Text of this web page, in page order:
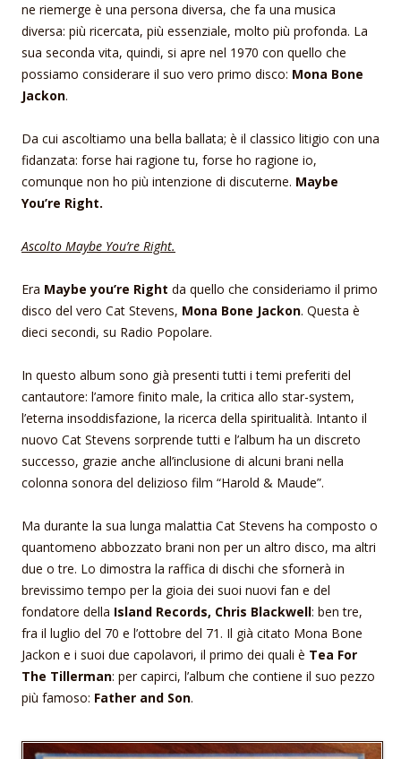
ne riemerge è una persona diversa, che fa una musica
diversa: più ricercata, più essenziale, molto più profonda. La
sua seconda vita, quindi, si apre nel 1970 con quello che
possiamo considerare il suo vero primo disco: Mona Bone
Jackon.
Da cui ascoltiamo una bella ballata; è il classico litigio con una
fidanzata: forse hai ragione tu, forse ho ragione io,
comunque non ho più intenzione di discuterne. Maybe
You’re Right.
Ascolto Maybe You’re Right.
Era Maybe you’re Right da quello che consideriamo il primo
disco del vero Cat Stevens, Mona Bone Jackon. Questa è
dieci secondi, su Radio Popolare.
In questo album sono già presenti tutti i temi preferiti del
cantautore: l’amore finito male, la critica allo star-system,
l’eterna insoddisfazione, la ricerca della spiritualità. Intanto il
nuovo Cat Stevens sorprende tutti e l’album ha un discreto
successo, grazie anche all’inclusione di alcuni brani nella
colonna sonora del delizioso film “Harold & Maude”.
Ma durante la sua lunga malattia Cat Stevens ha composto o
quantomeno abbozzato brani non per un altro disco, ma altri
due o tre. Lo dimostra la raffica di dischi che sfornerà in
brevissimo tempo per la gioia dei suoi nuovi fan e del
fondatore della Island Records, Chris Blackwell: ben tre,
fra il luglio del 70 e l’ottobre del 71. Il già citato Mona Bone
Jackon e i suoi due capolavori, il primo dei quali è Tea For
The Tillerman: per capirci, l’album che contiene il suo pezzo
più famoso: Father and Son.